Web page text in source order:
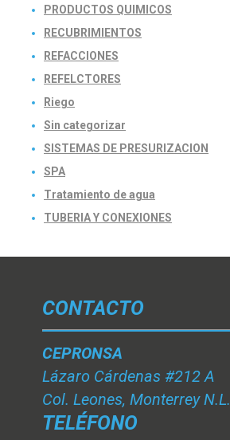
PRODUCTOS QUIMICOS
RECUBRIMIENTOS
REFACCIONES
REFELCTORES
Riego
Sin categorizar
SISTEMAS DE PRESURIZACION
SPA
Tratamiento de agua
TUBERIA Y CONEXIONES
CONTACTO
CEPRONSA
Lázaro Cárdenas #212 A
Col. Leones, Monterrey N.L.
TELÉFONO